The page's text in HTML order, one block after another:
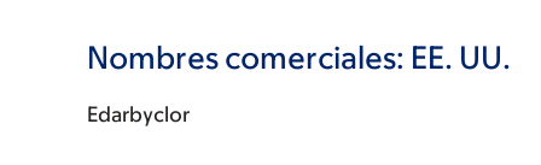
Nombres comerciales: EE. UU.
Edarbyclor